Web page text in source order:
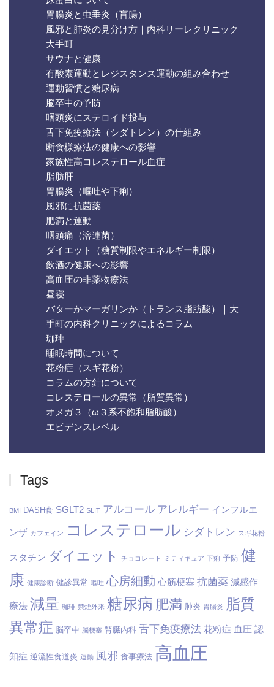
胃腸炎と虫垂炎（盲腸）
風邪と肺炎の見分け方｜内科リーレクリニック
大手町
サウナと健康
有酸素運動とレジスタンス運動の組み合わせ
運動習慣と糖尿病
脳卒中の予防
咽頭炎にステロイド投与
舌下免疫療法（シダトレン）の仕組み
断食様療法の健康への影響
家族性高コレステロール血症
脂肪肝
胃腸炎（嘔吐や下痢）
風邪に抗菌薬
肥満と運動
咽頭痛（溶連菌）
ダイエット（糖質制限やエネルギー制限）
飲酒の健康への影響
高血圧の非薬物療法
昼寝
バターかマーガリンか（トランス脂肪酸）｜大
手町の内科クリニックによるコラム
珈琲
睡眠時間について
花粉症（スギ花粉）
コラムの方針について
コレステロールの異常（脂質異常）
オメガ３（ω３系不飽和脂肪酸）
エビデンスレベル
Tags
BMI DASH食 SGLT2 SLIT アルコール アレルギー インフルエ
ンザ カフェイン コレステロール シダトレン スギ花粉
スタチン ダイエット チョコレート ミティキュア 下痢 予防 健
康 健康診断 健診異常 嘔吐 心房細動 心筋梗塞 抗菌薬 減感作
療法 減量 珈琲 禁煙外来 糖尿病 肥満 肺炎 胃腸炎 脂質
異常症 脳卒中 脳梗塞 腎臓内科 舌下免疫療法 花粉症 血圧 認
知症 逆流性食道炎 運動 風邪 食事療法 高血圧